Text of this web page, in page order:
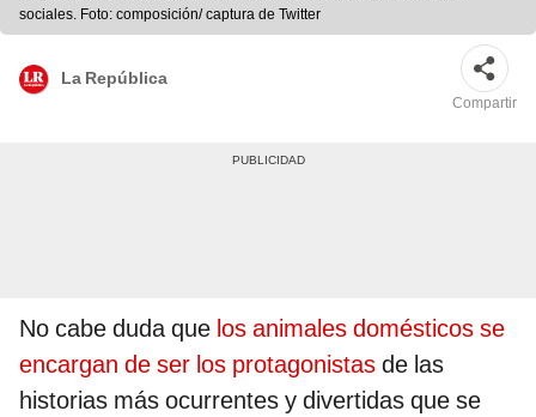
sociales. Foto: composición/ captura de Twitter
La República
Compartir
No cabe duda que los animales domésticos se
encargan de ser los protagonistas de las
historias más ocurrentes y divertidas que se